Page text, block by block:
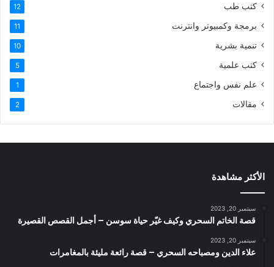
كتب طب 12
برمجة وكمبيوتر وانترنت 11
تنمية بشرية 10
كتب علمية 5
علم نفس واجتماع 1
مقالات 2
الأكثر مشاهدة
سبتمبر 20, 2023
قصة الخاتم السحري وكيف غيّر حياة سوسن – أجمل القصص القصيرة
سبتمبر 20, 2023
علاء الدين ومصباحه السحري – قصة رائعة مليئة بالمغامرات